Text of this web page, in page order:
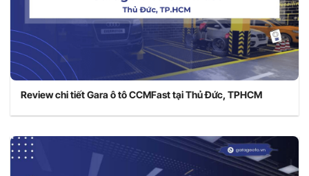
Review chi tiết Gara ô tô CCMFast tại Thủ Đức, TPHCM